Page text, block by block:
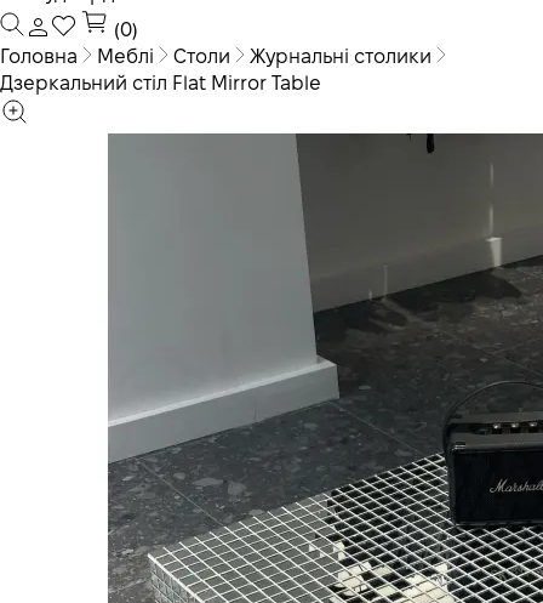
(0)
Головна
Меблі Столи
Журнальні столики
Дзеркальний стіл Flat Mirror Table